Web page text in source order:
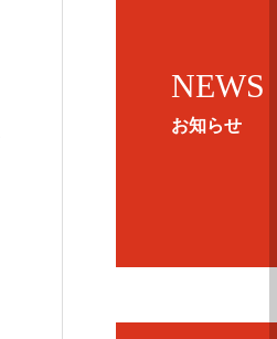
NEWS
お知らせ